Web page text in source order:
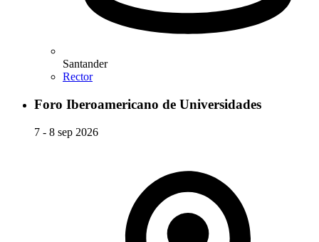
Santander
Rector
Foro Iberoamericano de Universidades
7 - 8 sep 2026